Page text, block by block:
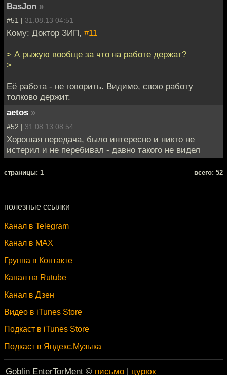
BasJon »
#51 | 31.08.13 04:51
Кому: Доктор ЗИП, #11
> А рыжую вообще за что на работе держат?
>
Её работа - не говорить. Видимо, свою работу
толково держит.
aetos »
#52 | 31.08.13 08:54
Хорошая передача, было интересно и никто не
истерил и не перебивал - давно такого не видел
cтраницы: 1 всего: 52
полезные ссылки
Канал в Telegram
Канал в MAX
Группа в Контакте
Канал на Rutube
Канал в Дзен
Видео в iTunes Store
Подкаст в iTunes Store
Подкаст в Яндекс.Музыка
Goblin EnterTorMent © письмо | цурюк